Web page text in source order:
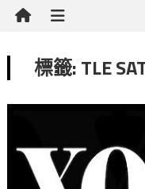
標籤: TLE